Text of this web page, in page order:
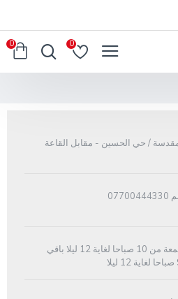
0
0
/ حي الحسين - مقابل القاعة
ساعات العمل الجمعة من 10 صباحا لغاية 12 ليلا باقي